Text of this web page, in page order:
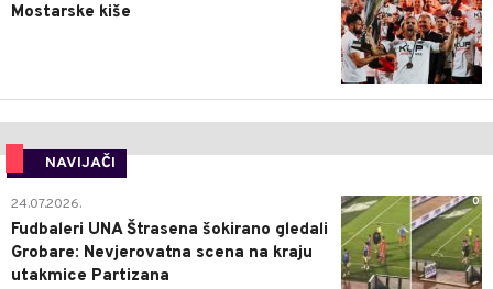
Mostarske kiše
NAVIJAČI
0
24.07.2026.
Fudbaleri UNA Štrasena šokirano gledali
Grobare: Nevjerovatna scena na kraju
utakmice Partizana